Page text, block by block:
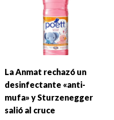
La Anmat rechazó un
desinfectante «anti-
mufa» y Sturzenegger
salió al cruce